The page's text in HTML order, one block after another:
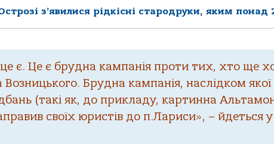
з’явилися рідкісні стародруки, яким понад
є. Це є брудна кампанія проти тих, хто ще
Брудна кампанія, наслідком
(такі як, до прикладу, картинна
своїх юристів до п.Лариси», – йдеться у